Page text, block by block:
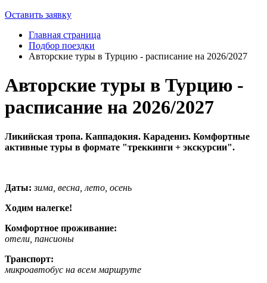
Оставить заявку
Главная страница
Подбор поездки
Авторские туры в Турцию - расписание на 2026/2027
Авторские туры в Турцию -
расписание на 2026/2027
Ликийская тропа. Каппадокия. Карадениз. Комфортные
активные туры в формате "треккинги + экскурсии".
Даты:зима, весна, лето, осень
Ходим налегке!
Комфортное проживание:
отели, пансионы
Транспорт:
микроавтобус на всем маршруте